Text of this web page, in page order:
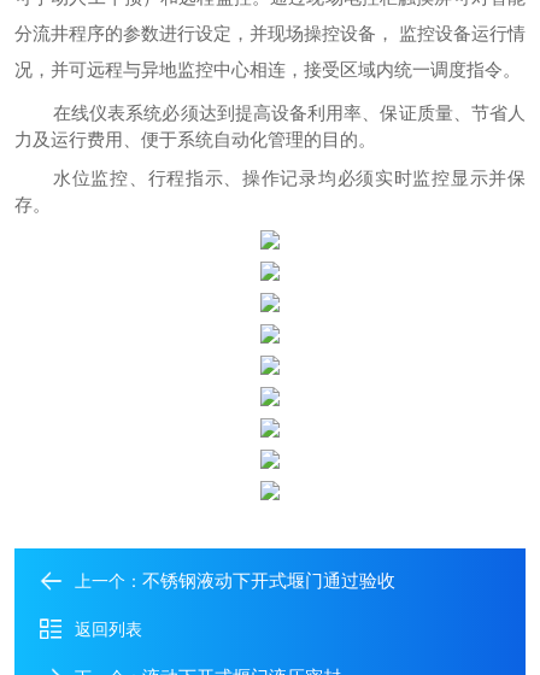
分流井程序的参数进行设定，并现场操控设备，
监控设备运行情
况，并可远程与异地监控中心相连，接受区域内统一调度指令。
在线仪表系统必须达到提高设备利用率、保证质量、节省人
力及运行费用、便于系统自动化管理的目的。
水位监控、行程指示、操作记录均必须实时监控显示并保
存。
上一个： 不锈钢液动下开式堰门通过验收
返回列表